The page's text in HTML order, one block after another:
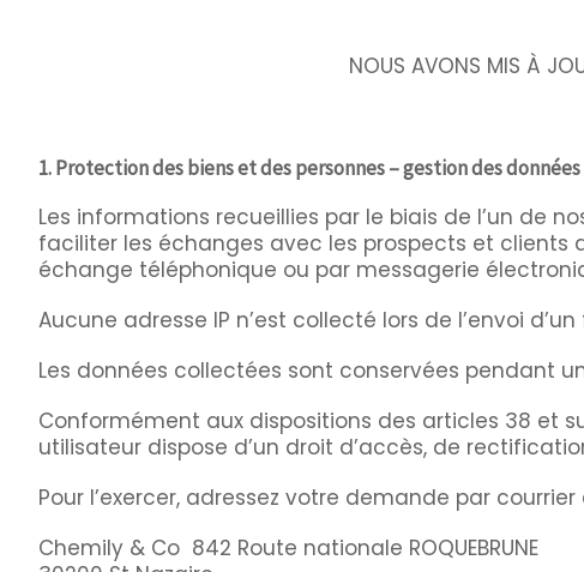
NOUS AVONS MIS À
1. Protection des biens et des personnes – gestion des
Les informations recueillies par le biais de l’un de
faciliter les échanges avec les prospects et clients
échange téléphonique ou par messagerie
Aucune adresse IP n’est collecté lors de l’envoi
Les données collectées sont conservées pendant
Conformément aux dispositions des articles 38 et
utilisateur dispose d’un droit d’accès, de
Pour l’exercer, adressez votre demande par courrier
Chemily & Co 842 Route nationale ROQUEBRUNE